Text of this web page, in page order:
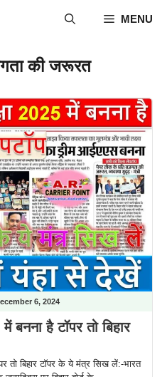
MENU
की जरूरत
6, 2024
बनना है टॉपर तो बिहार
तो बिहार टॉपर के ये मंत्र सिख लें:-भारत